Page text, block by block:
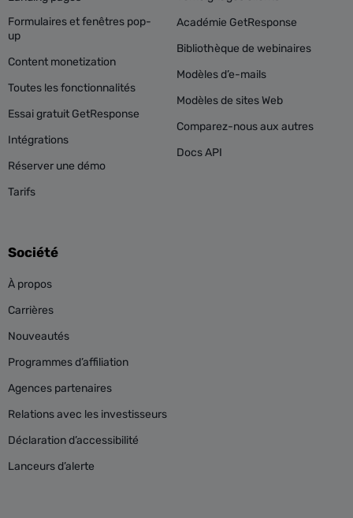
Formulaires et fenêtres pop-
up
Content monetization
Toutes les fonctionnalités
Essai gratuit GetResponse
Intégrations
Réserver une démo
Tarifs
Académie GetResponse
Bibliothèque de webinaires
Modèles d’e-mails
Modèles de sites Web
Comparez-nous aux autres
Docs API
Société
À propos
Carrières
Nouveautés
Programmes d’affiliation
Agences partenaires
Relations avec les investisseurs
Déclaration d’accessibilité
Lanceurs d’alerte